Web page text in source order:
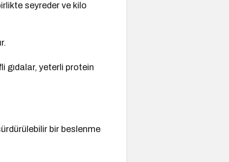
seyreder ve kilo
gıdalar, yeterli protein
bir beslenme